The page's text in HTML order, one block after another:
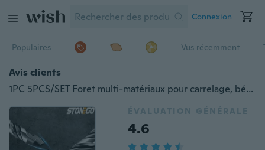
Connexion
Populaires Vus récemment
Avis clients
1PC 5PCS/SET Foret multi-matériaux pour carrelage, béton, brique, verre, plastique et bois Pointe en carbure de tungstène Idéal pour miroir mural et carreaux de céramique sur béton et mur de briques 6mm 8mm 10mm 12mm
ÉVALUATION GÉNÉRALE
4.6